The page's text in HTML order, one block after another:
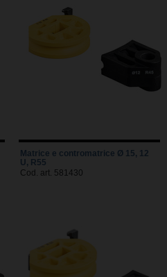
Matrice e contromatrice Ø 15, 12
U, R55
Cod. art. 581430